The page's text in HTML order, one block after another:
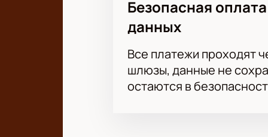
Безопасная
данных
Все платежи проходят
шлюзы, данные не
остаются в